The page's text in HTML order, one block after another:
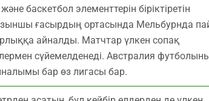
баскетбол элементтерін біріктіретін
ғасырдың ортасында Мельбурнда
айналды. Матчтар үлкен сопақ
сүйемелденеді. Австралия
бар өз лигасы бар.